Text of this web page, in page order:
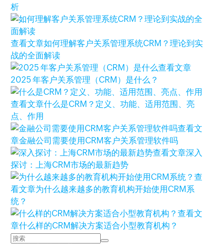
析
查看文章如何理解客户关系管理系统CRM？理论到实
战的全面解读
查看文章
2025 年客户关系管理（CRM）是什么？
查看文章什么是CRM？定义、功能、适用范围、亮
点、作用
查看文
章金融公司需要使用CRM客户关系管理软件吗
查看文章深入
探讨：上海CRM市场的最新趋势
查
看文章为什么越来越多的教育机构开始使用CRM系
统？
查看文
章什么样的CRM解决方案适合小型教育机构？